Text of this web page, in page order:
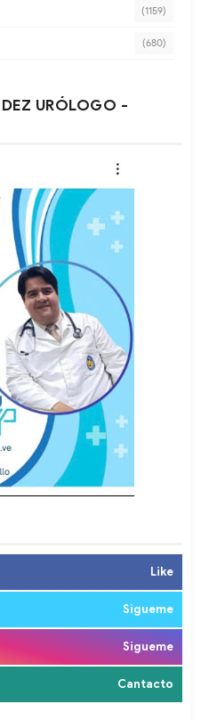
(1159)
(680)
URÓLOGO -
Like
Sigueme
Sigueme
Cantacto